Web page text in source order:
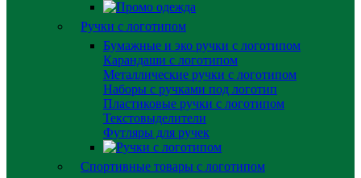
Ручки с логотипом
Бумажные и эко ручки с логотипом
Карандаши с логотипом
Металлические ручки с логотипом
Наборы с ручками под логотип
Пластиковые ручки с логотипом
Текстовыделители
Футляры для ручек
Спортивные товары с логотипом